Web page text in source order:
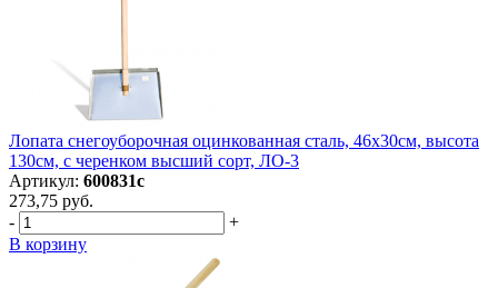
Лопата снегоуборочная оцинкованная сталь, 46х30см, высота
130см, с черенком высший сорт, ЛО-3
Артикул: 600831с
273,75 руб.
-
+
В корзину